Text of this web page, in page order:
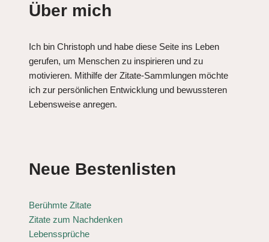
Über mich
Ich bin Christoph und habe diese Seite ins Leben
gerufen, um Menschen zu inspirieren und zu
motivieren. Mithilfe der Zitate-Sammlungen möchte
ich zur persönlichen Entwicklung und bewussteren
Lebensweise anregen.
Neue Bestenlisten
Berühmte Zitate
Zitate zum Nachdenken
Lebenssprüche